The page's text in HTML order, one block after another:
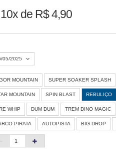
10x de R$ 4,90
05/2025
Agosto 2026 »
S Q Q S S
1
MOUNTAIN SUPER SOAKER SPLASH
MOUNTAIN SPIN BLAST REBULIÇO
WHIP DUM DUM TREM DINO MAGIC
PIRATA AUTOPISTA BIG DROP